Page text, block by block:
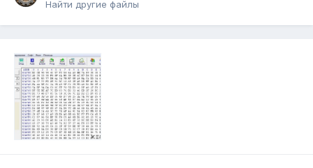
Найти другие файлы